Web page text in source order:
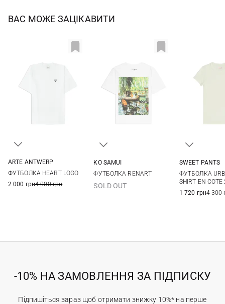
ВАС МОЖЕ ЗАЦІКАВИТИ
ARTE ANTWERP
ФУТБОЛКА HEART LOGO
2 000 грн4 000 грн
KO SAMUI
ФУТБОЛКА RENART
SOLD OUT
SWEET PANTS
ФУТБОЛКА
SHIRT EN COTE
1 720 грн4 300
-10% НА ЗАМОВЛЕННЯ ЗА ПІДПИСКУ
Підпишіться зараз щоб отримати знижку 10%* на перше